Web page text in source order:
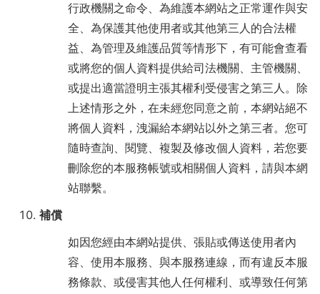
行政機關之命令、為維護本網站之正常運作與安
全、為保護其他使用者或其他第三人的合法權
益、為管理及維護品質等情形下，有可能會查看
或將您的個人資料提供給司法機關、主管機關、
或提出適當證明主張其權利受侵害之第三人。除
上述情形之外，在未經您同意之前，本網站絕不
將個人資料，洩漏給本網站以外之第三者。您可
隨時查詢、閱覽、複製及修改個人資料，若您要
刪除您的本服務帳號或相關個人資料，請與本網
站聯繫。
補償
如因您經由本網站提供、張貼或傳送使用者內
容、使用本服務、與本服務連線，而有違反本服
務條款、或侵害其他人任何權利、或導致任何第